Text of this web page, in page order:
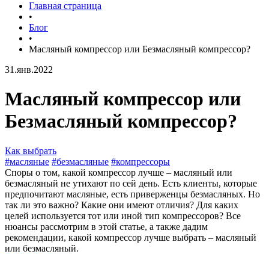
Главная страница
•
Блог
•
Масляный компрессор или Безмасляный компрессор?
31.янв.2022
Масляный компрессор или
Безмасляный компрессор?
Как выбрать
#масляные #безмасляные #компрессоры
Споры о том, какой компрессор лучше – масляный или
безмасляный не утихают по сей день. Есть клиенты, которые
предпочитают масляные, есть приверженцы безмасляных. Но
так ли это важно? Какие они имеют отличия? Для каких
целей используется тот или иной тип компрессоров? Все
нюансы рассмотрим в этой статье, а также дадим
рекомендации, какой компрессор лучше выбрать – масляный
или безмасляный.